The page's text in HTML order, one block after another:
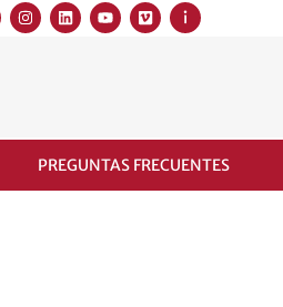
PREGUNTAS FRECUENTES